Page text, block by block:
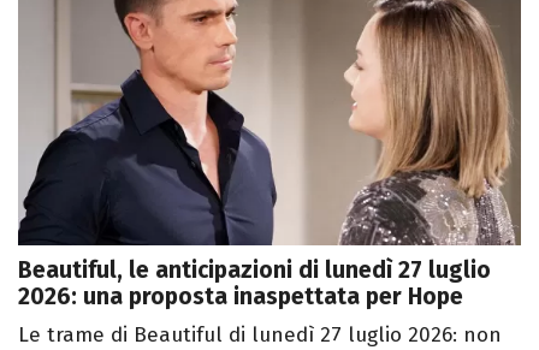
Beautiful, le anticipazioni di lunedì 27 luglio
2026: una proposta inaspettata per Hope
Le trame di Beautiful di lunedì 27 luglio 2026: non